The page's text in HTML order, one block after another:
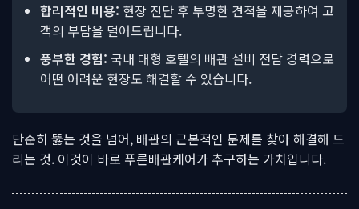
합리적인 비용: 현장 진단 후 투명한 견적을 제공하여 고
객의 부담을 덜어드립니다.
풍부한 경험: 국내 대형 호텔의 배관 설비 전담 경력으로
어떤 어려운 현장도 해결할 수 있습니다.
단순히 뚫는 것을 넘어, 배관의 근본적인 문제를 찾아 해결해 드
리는 것. 이것이 바로 푸른배관케어가 추구하는 가치입니다.